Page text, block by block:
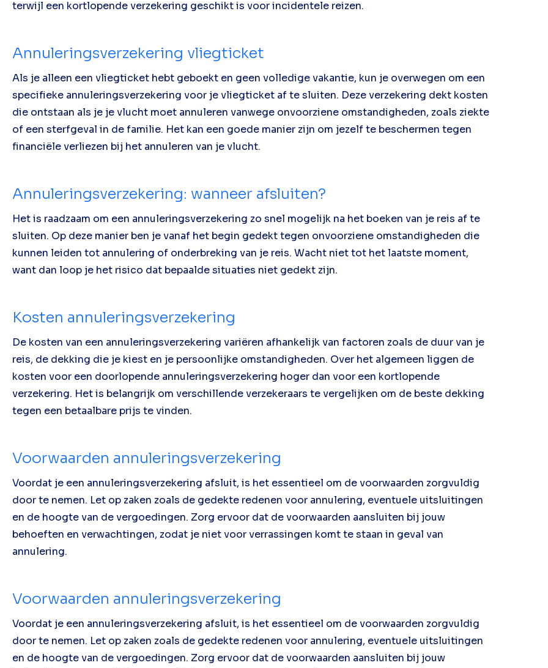
terwijl een kortlopende verzekering geschikt is voor incidentele reizen.
Annuleringsverzekering vliegticket
Als je alleen een vliegticket hebt geboekt en geen volledige vakantie, kun je overwegen om een
specifieke annuleringsverzekering voor je vliegticket af te sluiten. Deze verzekering dekt kosten
die ontstaan als je je vlucht moet annuleren vanwege onvoorziene omstandigheden, zoals ziekte
of een sterfgeval in de familie. Het kan een goede manier zijn om jezelf te beschermen tegen
financiële verliezen bij het annuleren van je vlucht.
Annuleringsverzekering: wanneer afsluiten?
Het is raadzaam om een annuleringsverzekering zo snel mogelijk na het boeken van je reis af te
sluiten. Op deze manier ben je vanaf het begin gedekt tegen onvoorziene omstandigheden die
kunnen leiden tot annulering of onderbreking van je reis. Wacht niet tot het laatste moment,
want dan loop je het risico dat bepaalde situaties niet gedekt zijn.
Kosten annuleringsverzekering
De kosten van een annuleringsverzekering variëren afhankelijk van factoren zoals de duur van je
reis, de dekking die je kiest en je persoonlijke omstandigheden. Over het algemeen liggen de
kosten voor een doorlopende annuleringsverzekering hoger dan voor een kortlopende
verzekering. Het is belangrijk om verschillende verzekeraars te vergelijken om de beste dekking
tegen een betaalbare prijs te vinden.
Voorwaarden annuleringsverzekering
Voordat je een annuleringsverzekering afsluit, is het essentieel om de voorwaarden zorgvuldig
door te nemen. Let op zaken zoals de gedekte redenen voor annulering, eventuele uitsluitingen
en de hoogte van de vergoedingen. Zorg ervoor dat de voorwaarden aansluiten bij jouw
behoeften en verwachtingen, zodat je niet voor verrassingen komt te staan in geval van
annulering.
Voorwaarden annuleringsverzekering
Voordat je een annuleringsverzekering afsluit, is het essentieel om de voorwaarden zorgvuldig
door te nemen. Let op zaken zoals de gedekte redenen voor annulering, eventuele uitsluitingen
en de hoogte van de vergoedingen. Zorg ervoor dat de voorwaarden aansluiten bij jouw